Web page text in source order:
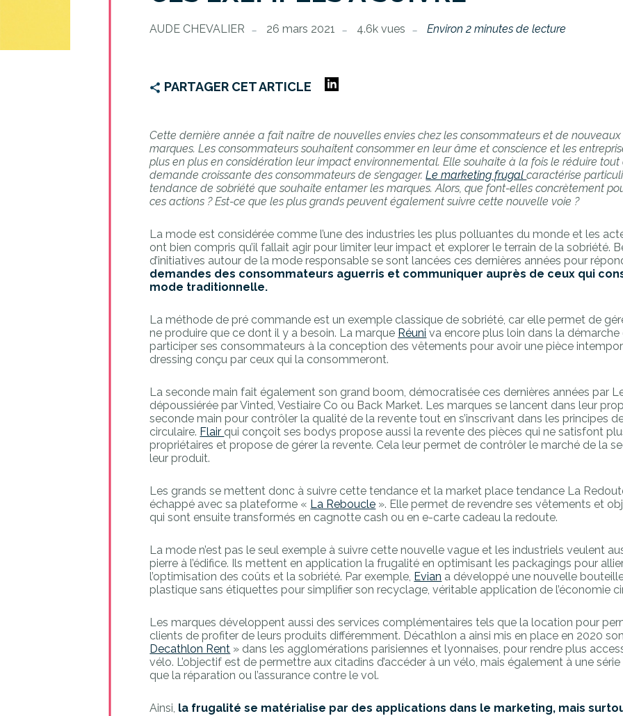
AUDE CHEVALIER 26 mars 2021 4.6k vues Environ 2 minutes de lecture
PARTAGER CET ARTICLE
Cette dernière année a fait naître de nouvelles envies chez les consommateurs et de
marques. Les consommateurs souhaitent consommer en leur âme et conscience et les
plus en plus en considération leur impact environnemental. Elle souhaite à la fois le réduire
demande croissante des consommateurs de s’engager.Le marketing frugalcaractérise
tendance de sobriété que souhaite entamer les marques. Alors, que font-elles concrètement
ces actions ? Est-ce que les plus grands peuvent également suivre cette nouvelle voie ?
La mode est considérée comme l’une des industries les plus polluantes du monde et les
ont bien compris qu’il fallait agir pour limiter leur impact et explorer le terrain de la sobriété.
d’initiatives autour de la mode responsable se sont lancées ces dernières années pour
demandes des consommateurs aguerris et communiquer auprès de ceux qui
mode traditionnelle.
La méthode de pré commande est un exemple classique de sobriété, car elle permet de
ne produire que ce dont il y a besoin. La marque Réuni va encore plus loin dans la démarche
participer ses consommateurs à la conception des vêtements pour avoir une pièce
dressing conçu par ceux qui la consommeront.
La seconde main fait également son grand boom, démocratisée ces dernières années par
dépoussiérée par Vinted, Vestiaire Co ou Back Market. Les marques se lancent dans leur
seconde main pour contrôler la qualité de la revente tout en s’inscrivant dans les principes
circulaire. Flair qui conçoit ses bodys propose aussi la revente des pièces qui ne satisfont
propriétaires et propose de gérer la revente. Cela leur permet de contrôler le marché de la
leur produit.
Les grands se mettent donc à suivre cette tendance et la market place tendance La
échappé avec sa plateforme « La Reboucle ». Elle permet de revendre ses vêtements et
qui sont ensuite transformés en cagnotte cash ou en e-carte cadeau la redoute.
La mode n’est pas le seul exemple à suivre cette nouvelle vague et les industriels veulent
pierre à l’édifice. Ils mettent en application la frugalité en optimisant les packagings pour
l’optimisation des coûts et la sobriété. Par exemple, Evian a développé une nouvelle bouteille
plastique sans étiquettes pour simplifier son recyclage, véritable application de l’économie
Les marques développent aussi des services complémentaires tels que la location pour
clients de profiter de leurs produits différemment. Décathlon a ainsi mis en place en 2020
Decathlon Rent » dans les agglomérations parisiennes et lyonnaises, pour rendre plus
vélo. L’objectif est de permettre aux citadins d’accéder à un vélo, mais également à une
que la réparation ou l’assurance contre le vol.
Ainsi, la frugalité se matérialise par des applications dans le marketing, mais